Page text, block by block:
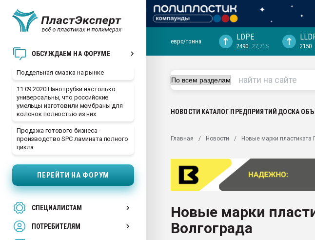
ОБСУЖДАЕМ НА ФОРУМЕ
Поддельная смазка на рынке
11.09.2020 Нанотрубки настолько
универсальны, что российские
умельцы изготовили мембраны для
колонок полностью из них
Продажа готового бизнеса -
производство SPC ламината полного
цикла
ПЕРЕЙТИ НА ФОРУМ
СПЕЦИАЛИСТАМ
ПОТРЕБИТЕЛЯМ
ближайшее подмосковье, с.-в.
Подмосковье, Москва
первый план в переработке
28.07.2026 "Технониколь" довольна
Всё, что касается выдува ПЭТ
Материал поверхности пуансона для
Продам отходы Композиция
поликарбоната и АБС-пластика
Armaloy PC/ABS-1IM черный цвет
евро/тонна LDPE
2490 27,71% 2150
НОВОСТИ КАТАЛОГ ПРЕДПРИЯТИЙ ДОСКА
Главная Новости Новые марки пластиката
Новые марки
Волгограда